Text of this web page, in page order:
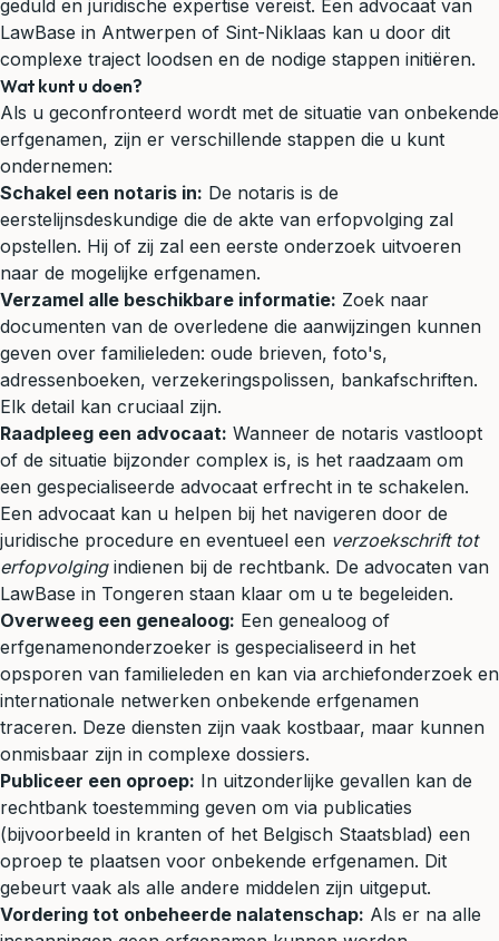
geduld en juridische expertise vereist. Een advocaat van
LawBase in Antwerpen of Sint-Niklaas kan u door dit
complexe traject loodsen en de nodige stappen initiëren.
Wat kunt u doen?
Als u geconfronteerd wordt met de situatie van onbekende
erfgenamen, zijn er verschillende stappen die u kunt
ondernemen:
Schakel een notaris in: De notaris is de
eerstelijnsdeskundige die de akte van erfopvolging zal
opstellen. Hij of zij zal een eerste onderzoek uitvoeren
naar de mogelijke erfgenamen.
Verzamel alle beschikbare informatie: Zoek naar
documenten van de overledene die aanwijzingen kunnen
geven over familieleden: oude brieven, foto's,
adressenboeken, verzekeringspolissen, bankafschriften.
Elk detail kan cruciaal zijn.
Raadpleeg een advocaat: Wanneer de notaris vastloopt
of de situatie bijzonder complex is, is het raadzaam om
een gespecialiseerde advocaat erfrecht in te schakelen.
Een advocaat kan u helpen bij het navigeren door de
juridische procedure en eventueel een verzoekschrift tot
erfopvolgingindienen bij de rechtbank. De advocaten van
LawBase in Tongeren staan klaar om u te begeleiden.
Overweeg een genealoog: Een genealoog of
erfgenamenonderzoeker is gespecialiseerd in het
opsporen van familieleden en kan via archiefonderzoek en
internationale netwerken onbekende erfgenamen
traceren. Deze diensten zijn vaak kostbaar, maar kunnen
onmisbaar zijn in complexe dossiers.
Publiceer een oproep: In uitzonderlijke gevallen kan de
rechtbank toestemming geven om via publicaties
(bijvoorbeeld in kranten of het Belgisch Staatsblad) een
oproep te plaatsen voor onbekende erfgenamen. Dit
gebeurt vaak als alle andere middelen zijn uitgeput.
Vordering tot onbeheerde nalatenschap: Als er na alle